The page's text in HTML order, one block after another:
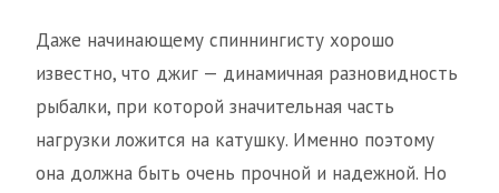
Даже начинающему спиннингисту хорошо
известно, что джиг — динамичная разновидность
рыбалки, при которой значительная часть
нагрузки ложится на катушку. Именно поэтому
она должна быть очень прочной и надежной. Но